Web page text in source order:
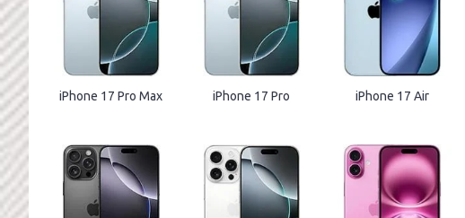
iPhone 17 Pro Max iPhone 17 Pro iPhone 17 Air